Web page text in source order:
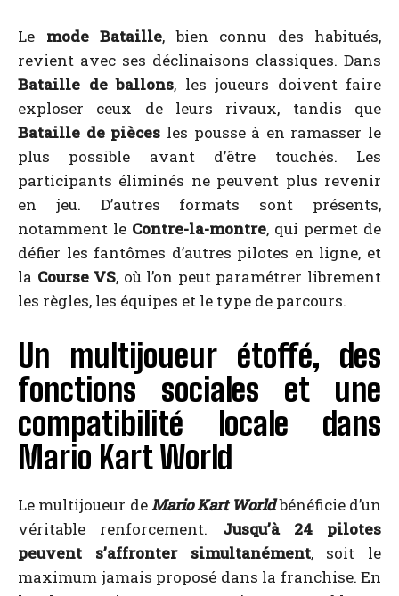
Le mode Bataille, bien connu des habitués,
revient avec ses déclinaisons classiques. Dans
Bataille de ballons, les joueurs doivent faire
exploser ceux de leurs rivaux, tandis que
Bataille de pièces les pousse à en ramasser le
plus possible avant d’être touchés. Les
participants éliminés ne peuvent plus revenir
en jeu. D’autres formats sont présents,
notamment le Contre-la-montre, qui permet de
défier les fantômes d’autres pilotes en ligne, et
la Course VS, où l’on peut paramétrer librement
les règles, les équipes et le type de parcours.
Un multijoueur étoffé, des
fonctions sociales et une
compatibilité locale dans
Mario Kart World
Le multijoueur deMario Kart Worldbénéficie d’un
véritable renforcement. Jusqu’à 24 pilotes
peuvent s’affronter simultanément, soit le
maximum jamais proposé dans la franchise. En